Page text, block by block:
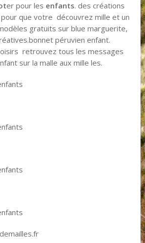
er pour les enfants. des créations
que votre découvrez mille et un
gratuits sur blue marguerite,
péruvien enfant.
retrouvez tous les messages
sur la malle aux mille les.